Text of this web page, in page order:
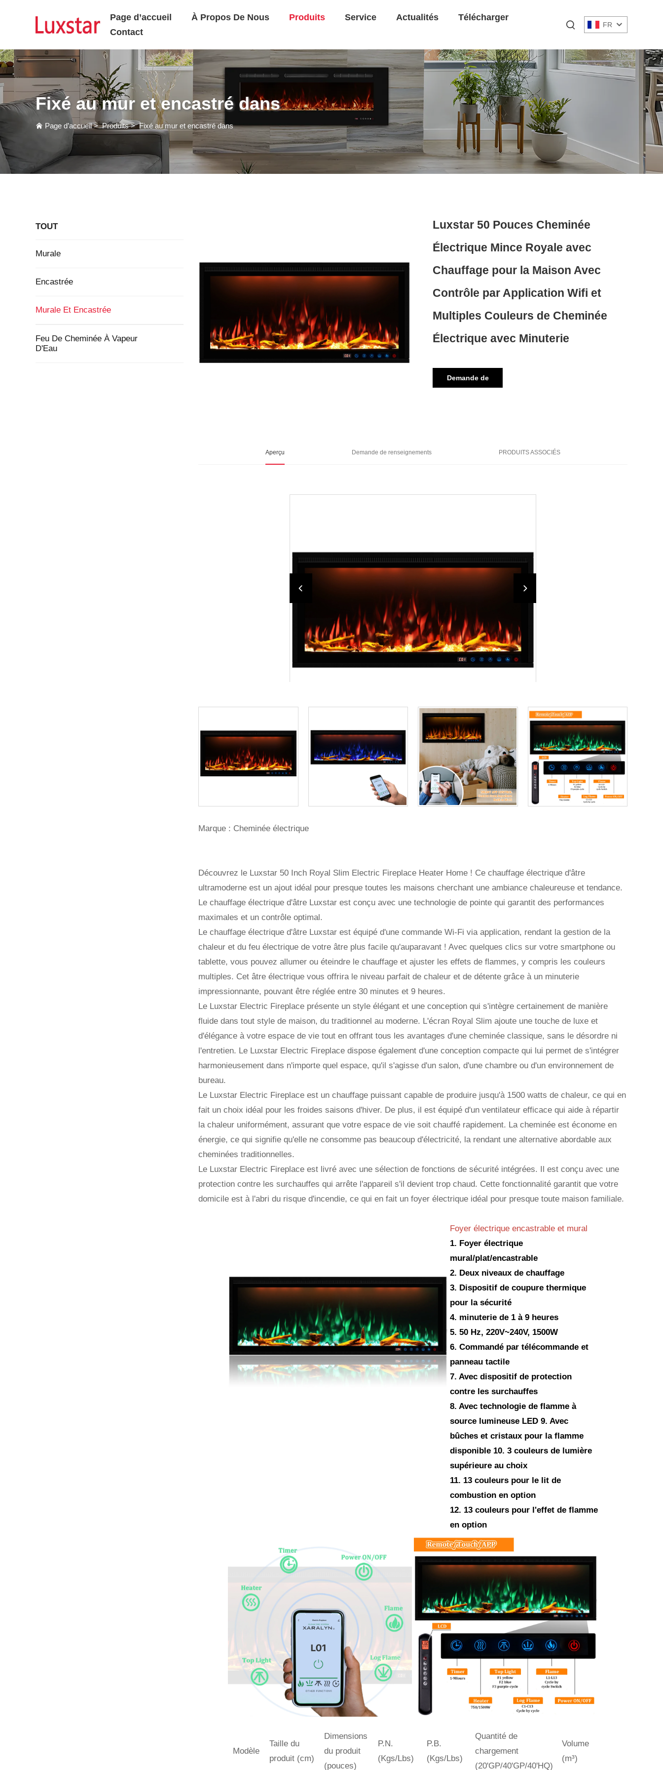
Page d’accueil À Propos De Nous Produits Service Actualités
Télécharger
Contact
FR
Fixé au mur et encastré dans
Page d’accueil>Produits>Fixé au mur et encastré dans
TOUT
Murale
Encastrée
Murale Et Encastrée
Feu De Cheminée À Vapeur
D'Eau
Luxstar 50 Pouces Cheminée
Électrique Mince Royale avec
Chauffage pour la Maison Avec
Contrôle par Application Wifi et
Multiples Couleurs de Cheminée
Électrique avec Minuterie
Demande de
Aperçu Demande de renseignements PRODUITS ASSOCIÉS
Marque : Cheminée électrique
Découvrez le Luxstar 50 Inch Royal Slim Electric Fireplace Heater Home ! Ce chauffage électrique d'âtre
ultramoderne est un ajout idéal pour presque toutes les maisons cherchant une ambiance chaleureuse et tendance.
Le chauffage électrique d'âtre Luxstar est conçu avec une technologie de pointe qui garantit des performances
maximales et un contrôle optimal.
Le chauffage électrique d'âtre Luxstar est équipé d'une commande Wi-Fi via application, rendant la gestion de la
chaleur et du feu électrique de votre âtre plus facile qu'auparavant ! Avec quelques clics sur votre smartphone ou
tablette, vous pouvez allumer ou éteindre le chauffage et ajuster les effets de flammes, y compris les couleurs
multiples. Cet âtre électrique vous offrira le niveau parfait de chaleur et de détente grâce à un minuterie
impressionnante, pouvant être réglée entre 30 minutes et 9 heures.
Le Luxstar Electric Fireplace présente un style élégant et une conception qui s'intègre certainement de manière
fluide dans tout style de maison, du traditionnel au moderne. L'écran Royal Slim ajoute une touche de luxe et
d'élégance à votre espace de vie tout en offrant tous les avantages d'une cheminée classique, sans le désordre ni
l'entretien. Le Luxstar Electric Fireplace dispose également d'une conception compacte qui lui permet de s'intégrer
harmonieusement dans n'importe quel espace, qu'il s'agisse d'un salon, d'une chambre ou d'un environnement de
bureau.
Le Luxstar Electric Fireplace est un chauffage puissant capable de produire jusqu'à 1500 watts de chaleur, ce qui en
fait un choix idéal pour les froides saisons d'hiver. De plus, il est équipé d'un ventilateur efficace qui aide à répartir
la chaleur uniformément, assurant que votre espace de vie soit chauffé rapidement. La cheminée est économe en
énergie, ce qui signifie qu'elle ne consomme pas beaucoup d'électricité, la rendant une alternative abordable aux
cheminées traditionnelles.
Le Luxstar Electric Fireplace est livré avec une sélection de fonctions de sécurité intégrées. Il est conçu avec une
protection contre les surchauffes qui arrête l'appareil s'il devient trop chaud. Cette fonctionnalité garantit que votre
domicile est à l'abri du risque d'incendie, ce qui en fait un foyer électrique idéal pour presque toute maison familiale.
Foyer électrique encastrable et mural
1. Foyer électrique
mural/plat/encastrable
2. Deux niveaux de chauffage
3. Dispositif de coupure thermique
pour la sécurité
4. minuterie de 1 à 9 heures
5. 50 Hz, 220V~240V, 1500W
6. Commandé par télécommande et
panneau tactile
7. Avec dispositif de protection
contre les surchauffes
8. Avec technologie de flamme à
source lumineuse LED 9. Avec
bûches et cristaux pour la flamme
disponible 10. 3 couleurs de lumière
supérieure au choix
11. 13 couleurs pour le lit de
combustion en option
12. 13 couleurs pour l'effet de flamme
en option
Modèle
Taille du
produit (cm)
Dimensions
du produit
(pouces)
P.N.
(Kgs/Lbs)
P.B.
(Kgs/Lbs)
Quantité de
chargement
(20'GP/40'GP/40'HQ)
Volume
(m³)